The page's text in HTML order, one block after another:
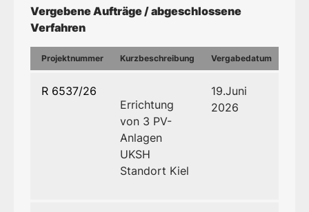
Vergebene Aufträge / abgeschlossene
Verfahren
Projektnummer Kurzbeschreibung Vergabedatum
R 6537/26
Errichtung
von 3 PV-
Anlagen
UKSH
Standort Kiel
19.Juni
2026